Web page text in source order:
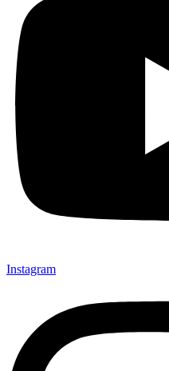
Instagram